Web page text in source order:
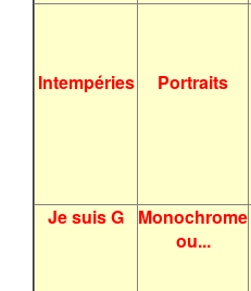
Intempéries Portraits
Je suis G
Monochrome
ou...